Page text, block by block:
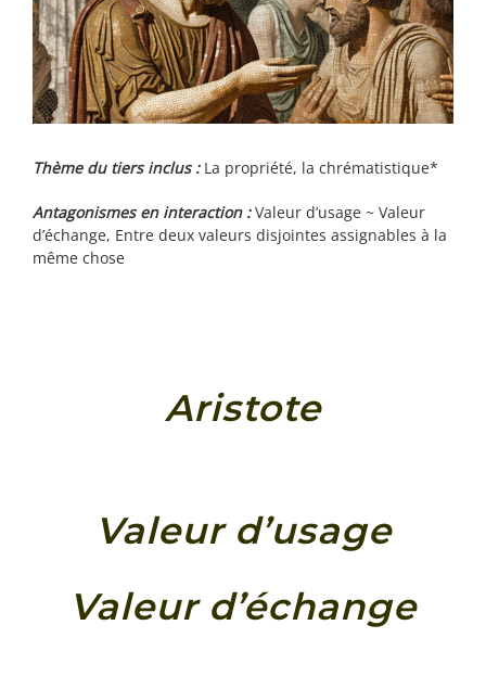
Thème du tiers inclus : La propriété, la chrématistique*
Antagonismes en interaction : Valeur d’usage ~ Valeur
d’échange, Entre deux valeurs disjointes assignables à la
même chose
Aristote
Valeur d’usage
Valeur d’échange